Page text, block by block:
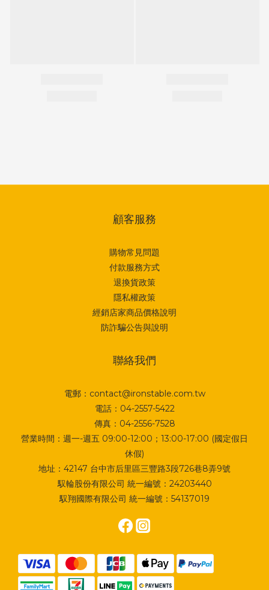
顧客服務
購物常見問題
付款服務方式
退換貨政策
隱私權政策
經銷店家商品價格說明
防詐騙公告與說明
聯絡我們
電郵：contact@ironstable.com.tw
電話：04-2557-5422
傳真：04-2556-7528
營業時間：週一-週五 09:00-12:00；13:00-17:00 (國定假日
休假)
地址： 42147 台中市后里區三豐路3段726巷8弄9號
馭輪股份有限公司 統一編號：24203440
馭翔國際有限公司 統一編號：54137019